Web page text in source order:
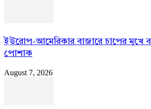
ইউরোপ-আমেরিকার বাজারে চাপের মুখে
পোশাক
August 7, 2026